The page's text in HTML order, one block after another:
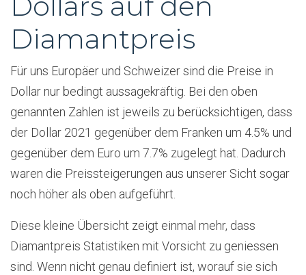
Diamantpreis
Für uns Europäer und Schweizer sind die Preise in
Dollar nur bedingt aussagekräftig. Bei den oben
genannten Zahlen ist jeweils zu berücksichtigen, dass
der Dollar 2021 gegenüber dem Franken um 4.5% und
gegenüber dem Euro um 7.7% zugelegt hat. Dadurch
waren die Preissteigerungen aus unserer Sicht sogar
noch höher als oben aufgeführt.
Diese kleine Übersicht zeigt einmal mehr, dass
Diamantpreis Statistiken mit Vorsicht zu geniessen
sind. Wenn nicht genau definiert ist, worauf sie sich